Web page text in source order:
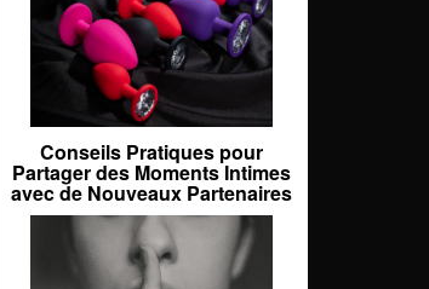
Conseils Pratiques pour
Partager des Moments Intimes
avec de Nouveaux Partenaires